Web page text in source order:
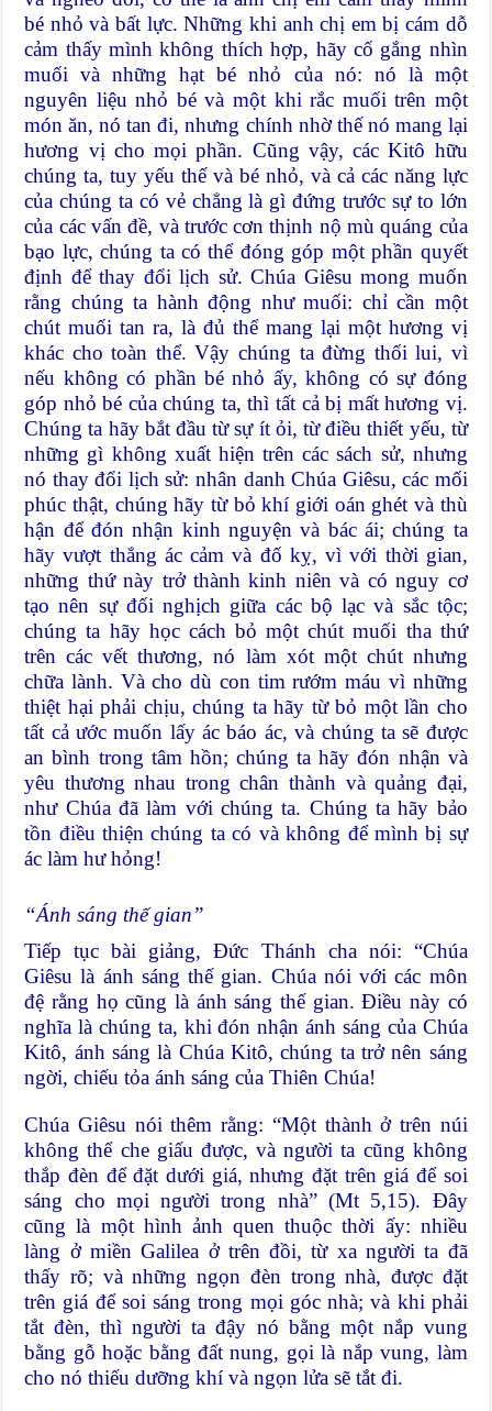
bé nhỏ và bất lực. Những khi anh chị em bị cám dỗ
cảm thấy mình không thích hợp, hãy cố gắng nhìn
muối và những hạt bé nhỏ của nó: nó là một
nguyên liệu nhỏ bé và một khi rắc muối trên một
món ăn, nó tan đi, nhưng chính nhờ thế nó mang lại
hương vị cho mọi phần. Cũng vậy, các Kitô hữu
chúng ta, tuy yếu thế và bé nhỏ, và cả các năng lực
của chúng ta có vẻ chẳng là gì đứng trước sự to lớn
của các vấn đề, và trước cơn thịnh nộ mù quáng của
bạo lực, chúng ta có thể đóng góp một phần quyết
định để thay đổi lịch sử. Chúa Giêsu mong muốn
rằng chúng ta hành động như muối: chỉ cần một
chút muối tan ra, là đủ thể mang lại một hương vị
khác cho toàn thể. Vậy chúng ta đừng thối lui, vì
nếu không có phần bé nhỏ ấy, không có sự đóng
góp nhỏ bé của chúng ta, thì tất cả bị mất hương vị.
Chúng ta hãy bắt đầu từ sự ít ỏi, từ điều thiết yếu, từ
những gì không xuất hiện trên các sách sử, nhưng
nó thay đổi lịch sử: nhân danh Chúa Giêsu, các mối
phúc thật, chúng hãy từ bỏ khí giới oán ghét và thù
hận để đón nhận kinh nguyện và bác ái; chúng ta
hãy vượt thắng ác cảm và đố kỵ, vì với thời gian,
những thứ này trở thành kinh niên và có nguy cơ
tạo nên sự đối nghịch giữa các bộ lạc và sắc tộc;
chúng ta hãy học cách bỏ một chút muối tha thứ
trên các vết thương, nó làm xót một chút nhưng
chữa lành. Và cho dù con tim rướm máu vì những
thiệt hại phải chịu, chúng ta hãy từ bỏ một lần cho
tất cả ước muốn lấy ác báo ác, và chúng ta sẽ được
an bình trong tâm hồn; chúng ta hãy đón nhận và
yêu thương nhau trong chân thành và quảng đại,
như Chúa đã làm với chúng ta. Chúng ta hãy bảo
tồn điều thiện chúng ta có và không để mình bị sự
ác làm hư hỏng!
“Ánh sáng thế gian”
Tiếp tục bài giảng, Đức Thánh cha nói: “Chúa
Giêsu là ánh sáng thế gian. Chúa nói với các môn
đệ rằng họ cũng là ánh sáng thế gian. Điều này có
nghĩa là chúng ta, khi đón nhận ánh sáng của Chúa
Kitô, ánh sáng là Chúa Kitô, chúng ta trở nên sáng
ngời, chiếu tỏa ánh sáng của Thiên Chúa!
Chúa Giêsu nói thêm rằng: “Một thành ở trên núi
không thể che giấu được, và người ta cũng không
thắp đèn để đặt dưới giá, nhưng đặt trên giá để soi
sáng cho mọi người trong nhà” (Mt 5,15). Đây
cũng là một hình ảnh quen thuộc thời ấy: nhiều
làng ở miền Galilea ở trên đồi, từ xa người ta đã
thấy rõ; và những ngọn đèn trong nhà, được đặt
trên giá để soi sáng trong mọi góc nhà; và khi phải
tắt đèn, thì người ta đậy nó bằng một nắp vung
bằng gỗ hoặc bằng đất nung, gọi là nắp vung, làm
cho nó thiếu dưỡng khí và ngọn lửa sẽ tắt đi.